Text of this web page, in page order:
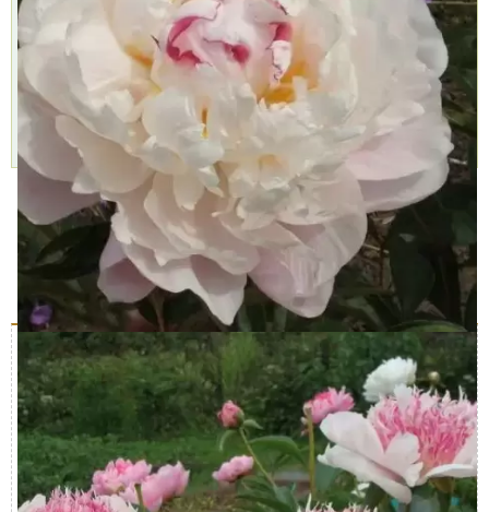
курьером,
999 руб.
Доставим
через 1-2 дня
10 августа
Подробнее »
Самовывоз,
БЕСПЛАТНО
2 пункта
самовывоза,
Наличными,
Подробнее »
Характеристики Доставка и оплата
Отзывы (0)
Описание пиона
Характеристика Значение
Период цветения Май, Июнь
Вид саженца Пион травянистый, Многолетние